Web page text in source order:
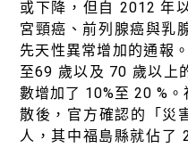
或下降，但自 2012 年
宮頸癌、前列腺癌與乳
先天性異常增加的通報
至69 歲以及 70 歲以上
數增加了 10%至 20 %
散後，官方確認的「災
人，其中福島縣就佔了